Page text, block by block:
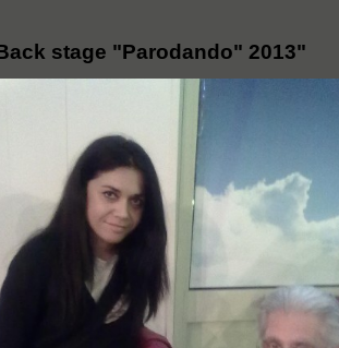
stage "Parodando" 2013"